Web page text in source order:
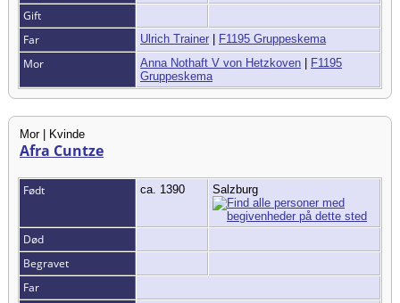
Gift
Far
Ulrich Trainer | F1195 Gruppeskema
Mor Anna Nothaft V von Hetzkoven | F1195
Gruppeskema
Mor | Kvinde
Afra Cuntze
Født ca. 1390 Salzburg
Død
Begravet
Far